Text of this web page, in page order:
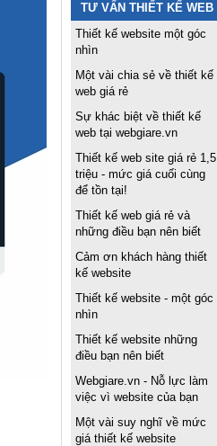
TƯ VẤN THIẾT KẾ WEB
Thiết kế website một góc
nhìn
Một vài chia sẻ về thiết kế
web giá rẻ
Sự khác biệt về thiết kế
web tại webgiare.vn
Thiết kế web site giá rẻ 1,5
triệu - mức giá cuối cùng
để tồn tại!
Thiết kế web giá rẻ và
những điều bạn nên biết
Cảm ơn khách hàng thiết
kế website
Thiết kế website - một góc
nhìn
Thiết kế website những
điều bạn nên biết
Webgiare.vn - Nỗ lực làm
việc vì website của bạn
Một vài suy nghĩ về mức
giá thiết kế website